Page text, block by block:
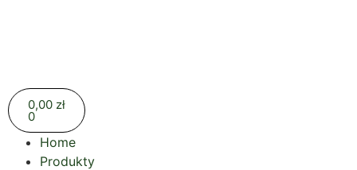
0,00 zł
0
Home
Produkty